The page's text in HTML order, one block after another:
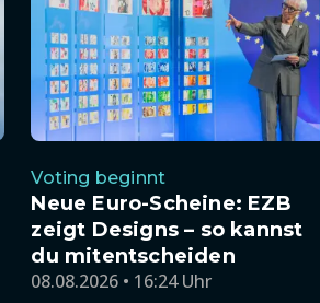
Voting beginnt
Neue Euro-Scheine: EZB
zeigt Designs – so kannst
du mitentscheiden
08.08.2026 • 16:24 Uhr